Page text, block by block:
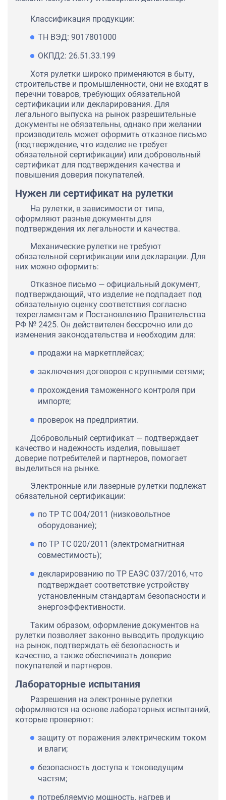
Классификация продукции:
ТН ВЭД: 9017801000
ОКПД2: 26.51.33.199
Хотя рулетки широко применяются в быту,
строительстве и промышленности, они не входят в
перечни товаров, требующих обязательной
сертификации или декларирования. Для
легального выпуска на рынок разрешительные
документы не обязательны, однако при желании
производитель может оформить отказное письмо
(подтверждение, что изделие не требует
обязательной сертификации) или добровольный
сертификат для подтверждения качества и
повышения доверия покупателей.
Нужен ли сертификат на рулетки
На рулетки, в зависимости от типа,
оформляют разные документы для
подтверждения их легальности и качества.
Механические рулетки не требуют
обязательной сертификации или декларации. Для
них можно оформить:
Отказное письмо — официальный документ,
подтверждающий, что изделие не подпадает под
обязательную оценку соответствия согласно
техрегламентам и Постановлению Правительства
РФ № 2425. Он действителен бессрочно или до
изменения законодательства и необходим для:
продажи на маркетплейсах;
заключения договоров с крупными сетями;
прохождения таможенного контроля при
импорте;
проверок на предприятии.
Добровольный сертификат — подтверждает
качество и надежность изделия, повышает
доверие потребителей и партнеров, помогает
выделиться на рынке.
Электронные или лазерные рулетки подлежат
обязательной сертификации:
по ТР ТС 004/2011 (низковольтное
оборудование);
по ТР ТС 020/2011 (электромагнитная
совместимость);
декларированию по ТР ЕАЭС 037/2016, что
подтверждает соответствие устройству
установленным стандартам безопасности и
энергоэффективности.
Таким образом, оформление документов на
рулетки позволяет законно выводить продукцию
на рынок, подтверждать её безопасность и
качество, а также обеспечивать доверие
покупателей и партнеров.
Лабораторные испытания
Разрешения на электронные рулетки
оформляются на основе лабораторных испытаний,
которые проверяют:
защиту от поражения электрическим током
и влаги;
безопасность доступа к токоведущим
частям;
потребляемую мощность, нагрев и